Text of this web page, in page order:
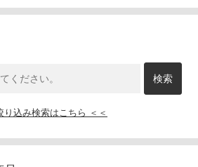
り込み検索はこちら ＜＜